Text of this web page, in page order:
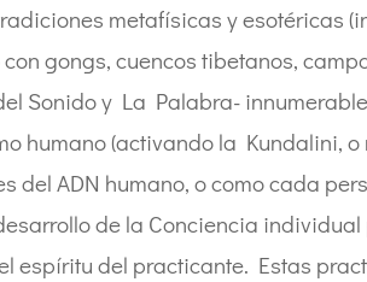
metafísicas y esotéricas
gongs, cuencos tibetanos,
Sonido y La Palabra-
humano (activando la Kundalini,
ADN humano, o como cada
de la Conciencia
espíritu del practicante. Estas